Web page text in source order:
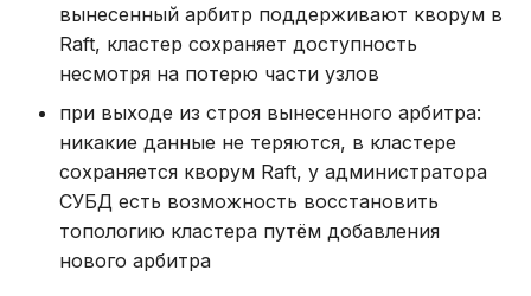
вынесенный арбитр поддерживают кворум в
Raft, кластер сохраняет доступность
несмотря на потерю части узлов
при выходе из строя вынесенного арбитра:
никакие данные не теряются, в кластере
сохраняется кворум Raft, у администратора
СУБД есть возможность восстановить
топологию кластера путём добавления
нового арбитра